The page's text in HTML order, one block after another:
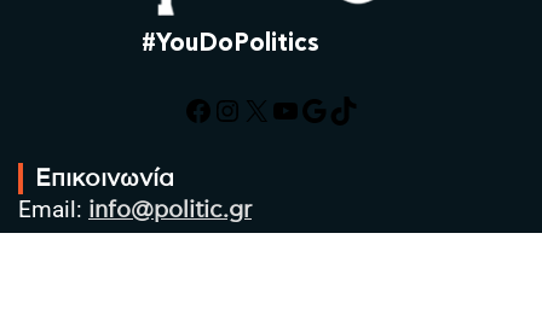
#YouDoPolitics
Facebook
Instagram
X YouTube
Google
TikTok
Επικοινωνία
Email: info@politic.gr
Τηλ: